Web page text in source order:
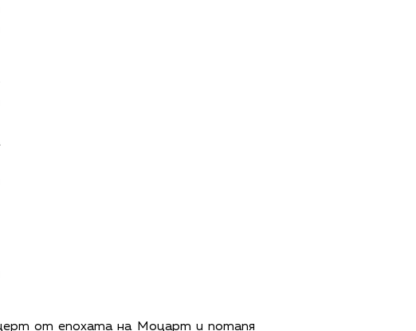
от епохата на Моцарт и потапя